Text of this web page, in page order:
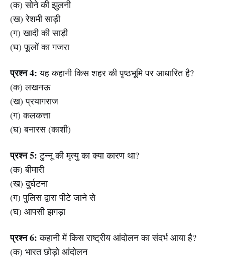
(क) सोने की झुलनी
(ख) रेशमी साड़ी
(ग) खादी की साड़ी
(घ) फूलों का गजरा
प्रश्न 4: यह कहानी किस शहर की पृष्ठभूमि पर आधारित है?
(क) लखनऊ
(ख) प्रयागराज
(ग) कलकत्ता
(घ) बनारस (काशी)
प्रश्न 5: टुन्नू की मृत्यु का क्या कारण था?
(क) बीमारी
(ख) दुर्घटना
(ग) पुलिस द्वारा पीटे जाने से
(घ) आपसी झगड़ा
प्रश्न 6: कहानी में किस राष्ट्रीय आंदोलन का संदर्भ आया है?
(क) भारत छोड़ो आंदोलन